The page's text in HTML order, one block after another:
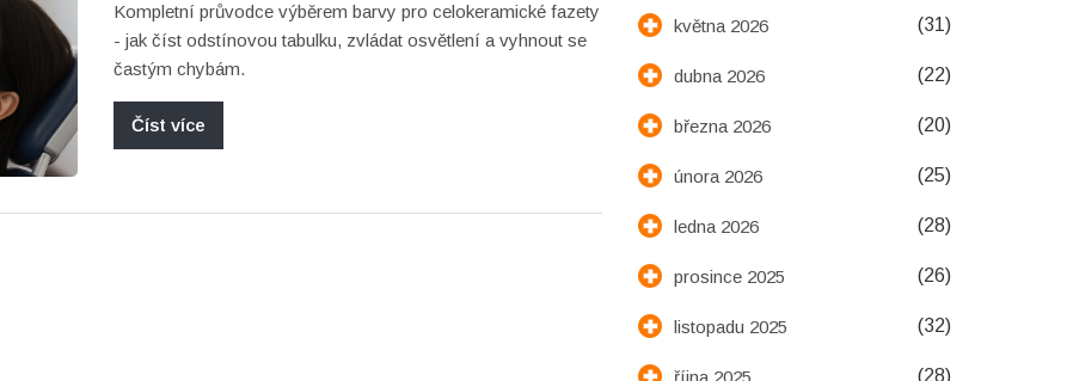
Kompletní průvodce výběrem barvy pro celokeramické fazety
- jak číst odstínovou tabulku, zvládat osvětlení a vyhnout se
častým chybám.
Číst více
května 2026 (31)
dubna 2026 (22)
března 2026 (20)
února 2026 (25)
ledna 2026 (28)
prosince 2025 (26)
listopadu 2025 (32)
října 2025 (28)